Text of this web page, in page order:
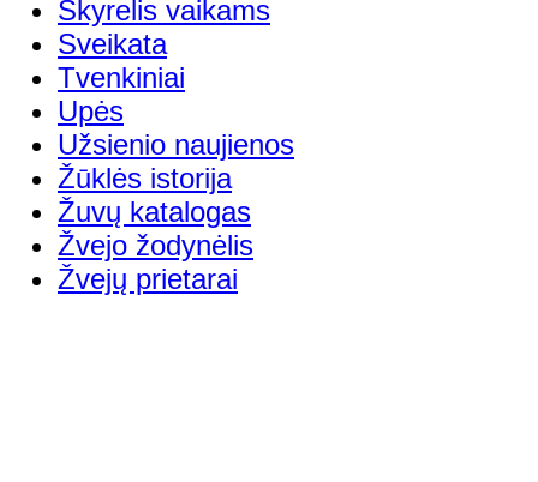
Skyrelis vaikams
Sveikata
Tvenkiniai
Upės
Užsienio naujienos
Žūklės istorija
Žuvų katalogas
Žvejo žodynėlis
Žvejų prietarai